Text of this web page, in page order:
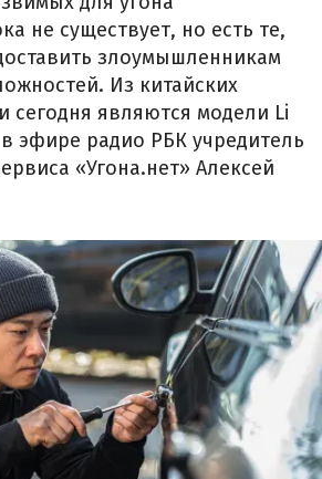
не существует, но есть те,
злоумышленникам
Из китайских
сегодня являются модели Li
эфире радио РБК учредитель
«Угона.нет» Алексей